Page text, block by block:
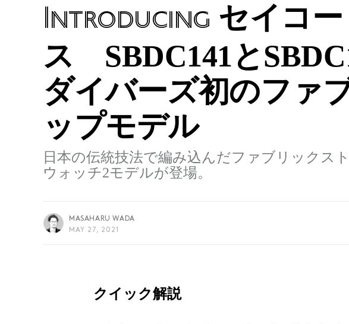
Introducing セイコ
ス SBDC141と
ダイバーズ初のファ
ップモデル
日本の伝統技法で編み込んだファブリックス
ウォッチ2モデルが登場。
MASAHARU WADA
MAY 27, 2021
クイック解説